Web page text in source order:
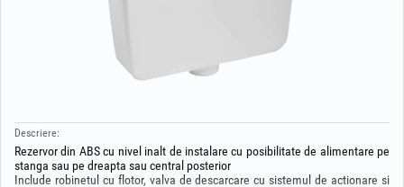
Descriere:
Rezervor din ABS cu nivel inalt de instalare cu posibilitate de alimentare pe
stanga sau pe dreapta sau central posterior
Include robinetul cu flotor, valva de descarcare cu sistemul de actionare si